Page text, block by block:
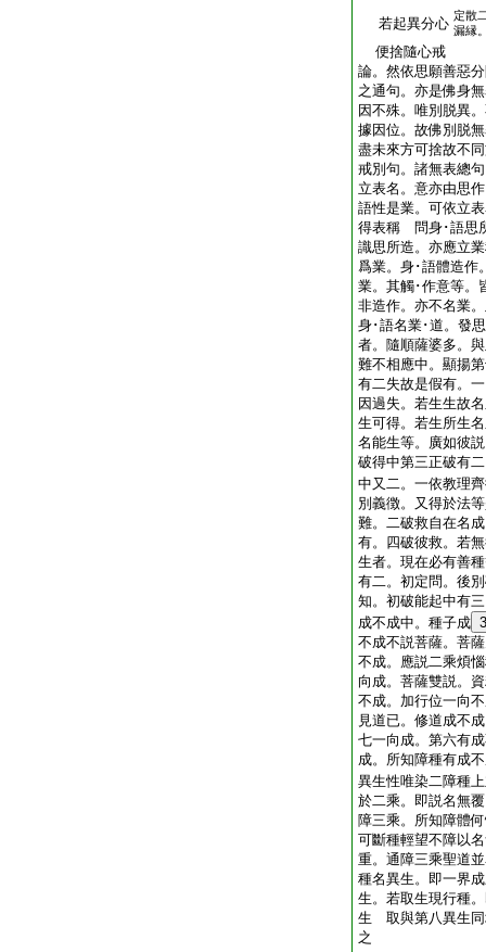
若起異分心 定散
漏縁
便捨隨心戒
論。然依思願善惡
之通句。亦是佛身
因不殊。唯別脱異
據因位。故佛別脱
盡未來方可捨故不
戒別句。諸無表總
立表名。意亦由思
語性是業。可依立
得表稱 問身･語思
識思所造。亦應立
爲業。身･語體造作
業。其觸･作意等。
非造作。亦不名業
身･語名業･道。發
者。隨順薩婆多。
難不相應中。顯揚
有二失故是假有。
因過失。若生生故
生可得。若生所生
名能生等。廣如彼
破得中第三正破有
中又二。一依教理
別義徴。又得於法
難。二破救自在名
有。四破彼救。若
生者。現在必有善
有二。初定問。後
知。初破能起中有
成不成中。種子成 3
不成不説菩薩。菩
不成。應説二乘煩
向成。菩薩雙説。
不成。加行位一向
見道已。修道成不
七一向成。第六有
成。所知障種有成
異生性唯染二障種
於二乘。即説名無
障三乘。所知障體
可斷種輕望不障以
重。通障三乘聖道
種名異生。即一界
生。若取生現行種
生 取與第八異生同
之